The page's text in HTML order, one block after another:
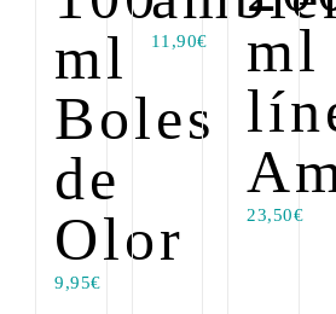
ml
Boles
de
Olor
9,95€
11,90€
ml
23,50€